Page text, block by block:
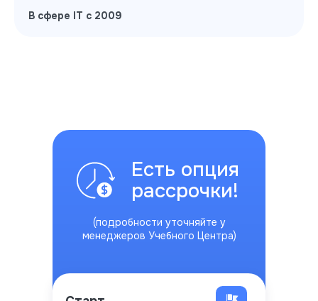
В сфере IT с 2009
Есть опция
рассрочки!
(подробности уточняйте у
менеджеров Учебного Центра)